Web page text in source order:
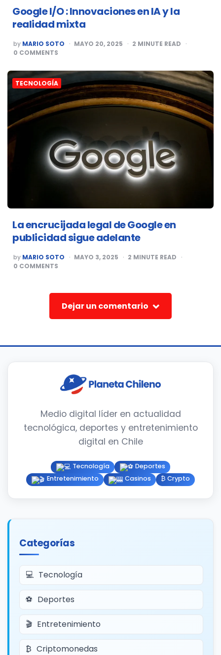
Google I/O : Innovaciones en IA y la
realidad mixta
POSTED
BY
by MARIO SOTO MAYO 20, 2025 2 MINUTE READ
0 COMMENTS
TECNOLOGÍA
La encrucijada legal de Google en
publicidad sigue adelante
POSTED
BY
by MARIO SOTO MAYO 3, 2025 2 MINUTE READ
0 COMMENTS
Dejar un comentario
Medio digital líder en actualidad
tecnológica, deportes y entretenimiento
digital en Chile
Tecnología
Deportes
Entretenimiento
Casinos ₿ Crypto
Categorías
Tecnología
Deportes
Entretenimiento
Criptomonedas